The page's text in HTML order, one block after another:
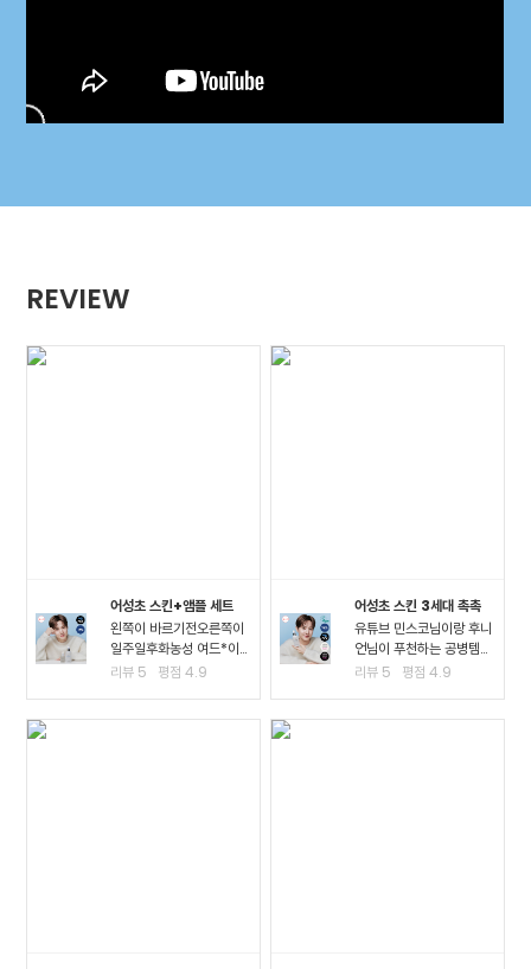
REVIEW
어성초 스킨+앰플 세트
왼쪽이 바르기전오른쪽이
일주일후화농성 여드*이
진짜 많이 진정되고 여드*
리뷰 5 평점4.9
어성초 스킨 3세대 촉촉
유튜브 민스코님이랑 후니
언님이 푸천하는 공병템이
라서 큰 맘먹고 샀는데요!!
리뷰 5 평점4.9